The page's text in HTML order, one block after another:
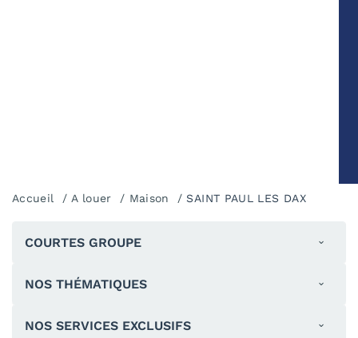
Accueil A louer Maison SAINT PAUL LES DAX
COURTES GROUPE
NOS THÉMATIQUES
NOS SERVICES EXCLUSIFS